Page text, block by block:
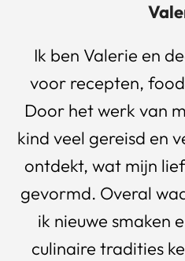
Ik ben Valerie en
voor recepten,
Door het werk van
kind veel gereisd en
ontdekt, wat mijn
gevormd. Overal
ik nieuwe smaken
culinaire tradities